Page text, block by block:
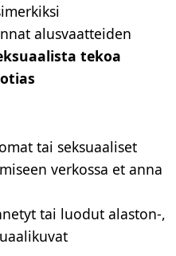
alusvaatteiden
tekoa
tai seksuaaliset
verkossa et anna
tai luodut alaston-,